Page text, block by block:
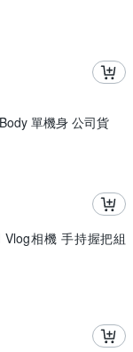
單機身 公司貨
Vlog相機 手持握把組